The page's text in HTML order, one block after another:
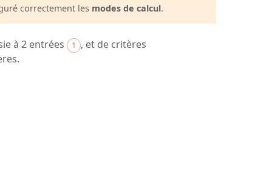
correctement les modes de calcul.
à 2 entrées 1
, et de critères